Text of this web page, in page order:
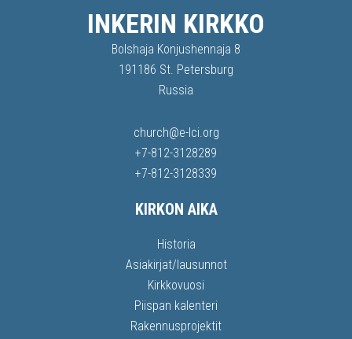
INKERIN KIRKKO
Bolshaja Konjushennaja 8
191186 St. Petersburg
Russia
church@e-lci.org
+7-812-3128289
+7-812-3128339
KIRKON AIKA
Historia
Asiakirjat/lausunnot
Kirkkovuosi
Piispan kalenteri
Rakennusprojektit